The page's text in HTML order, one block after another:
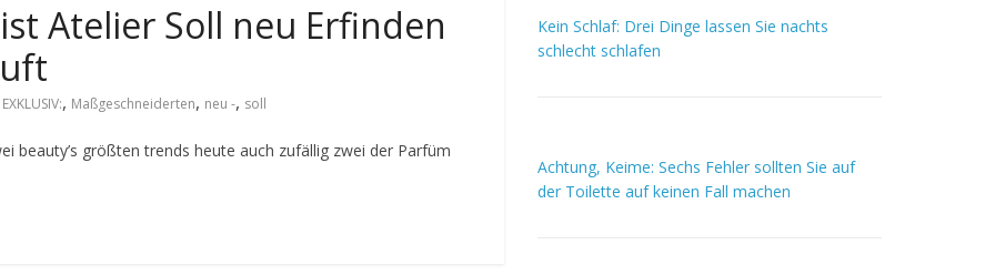
Atelier Soll neu Erfinden
EXKLUSIV:, Maßgeschneiderten, neu -, soll
beauty’s größten trends heute auch zufällig zwei der Parfüm
Kein Schlaf: Drei Dinge lassen Sie nachts
schlecht schlafen
Achtung, Keime: Sechs Fehler sollten Sie auf
der Toilette auf keinen Fall machen